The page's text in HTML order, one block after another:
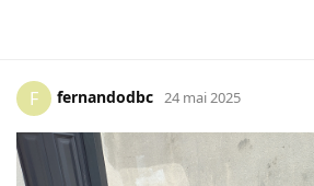
F fernandodbc 24 mai 2025